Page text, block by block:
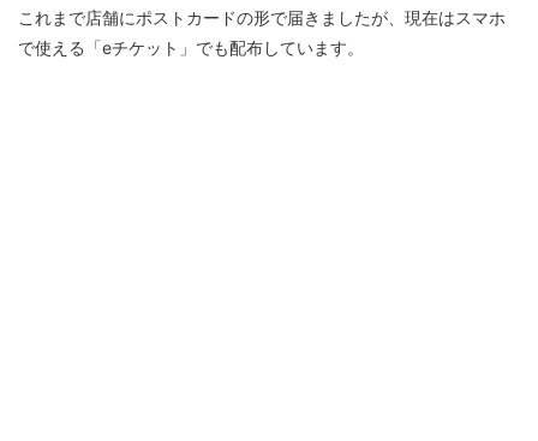
これまで店舗にポストカードの形で届きましたが、現在はスマホ
で使える「eチケット」でも配布しています。